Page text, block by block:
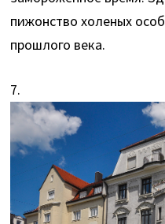
пижонство холеных
прошлого века.
7.